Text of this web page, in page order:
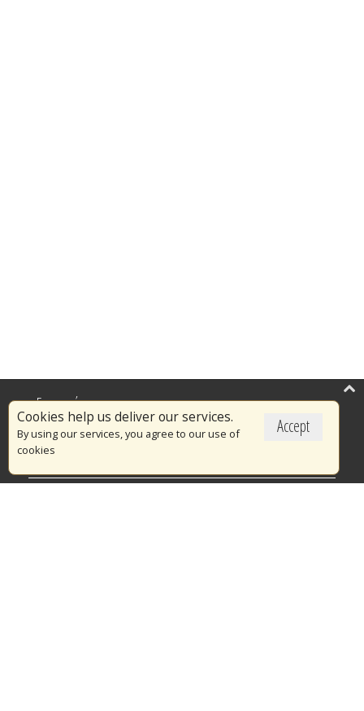
Accept
Cookies help us deliver our services.
By using our services, you agree to our use of
cookies
Επικαιρότητα
Το Πυροσβεστικό Σώμα